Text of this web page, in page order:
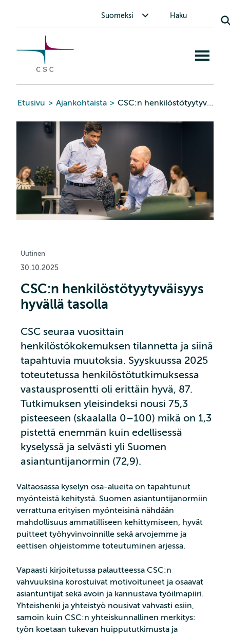
Suomeksi Haku
Etusivu > Ajankohtaista > CSC:n henkilöstötyytyväisyys hyvällä tasolla
Uutinen
30.10.2025
CSC:n henkilöstötyytyväisyys
hyvällä tasolla
CSC seuraa vuosittain
henkilöstökokemuksen tilannetta ja siinä
tapahtuvia muutoksia. Syyskuussa 2025
toteutetussa henkilöstötutkimuksessa
vastausprosentti oli erittäin hyvä, 87.
Tutkimuksen yleisindeksi nousi 75,3
pisteeseen (skaalalla 0–100) mikä on 1,3
pistettä enemmän kuin edellisessä
kyselyssä ja selvästi yli Suomen
asiantuntijanormin (72,9).
Valtaosassa kyselyn osa-alueita on tapahtunut
myönteistä kehitystä. Suomen asiantuntijanormiin
verrattuna erityisen myönteisinä nähdään
mahdollisuus ammatilliseen kehittymiseen, hyvät
puitteet työhyvinvoinnille sekä arvojemme ja
eettisen ohjeistomme toteutuminen arjessa.
Vapaasti kirjoitetussa palautteessa CSC:n
vahvuuksina korostuivat motivoituneet ja osaavat
asiantuntijat sekä avoin ja kannustava työilmapiiri.
Yhteishenki ja yhteistyö nousivat vahvasti esiin,
samoin kuin CSC:n yhteiskunnallinen merkitys:
työn koetaan tukevan huippututkimusta ja